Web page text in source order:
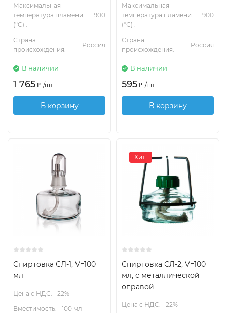
Максимальная
температура пламени
(°С) :
900
Страна
происхождения:
Россия
В наличии
1 765 ₽ /шт.
В корзину
Максимальная
температура пламени
(°С) :
900
Страна
происхождения:
Россия
В наличии
595 ₽ /шт.
В корзину
Спиртовка СЛ-1, V=100
мл
Цена с НДС:
22%
Вместимость:
100 мл
Хит!
Спиртовка СЛ-2, V=100
мл, с металлической
оправой
Цена с НДС:
22%